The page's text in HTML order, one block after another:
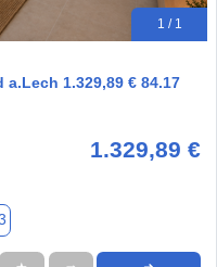
1 / 1
1.329,89 € 84.17
1.329,89 €